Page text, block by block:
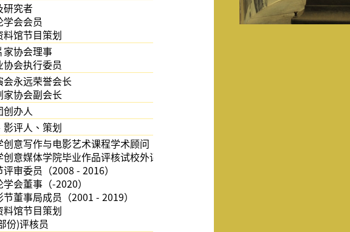
研究者
会会员
馆节目策划
家协会理事
会执行委员
永远荣誉会长
协会副会长
创办人
影评人、策划
意写作与电影艺术课程学术顾问（2018-2022）
意媒体学院毕业作品评核试校外评核员（2011 - 2014）及专家顾问（2016）
审委员（2008 - 2016）
会董事（-2020）
董事局成员（2001 - 2019）
馆节目策划
份)评核员